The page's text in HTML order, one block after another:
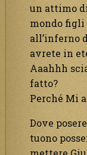
un attimo
mondo
all’inferno
avrete in
Aaahhh
fatto?
Perché Mi
Dove
tuono